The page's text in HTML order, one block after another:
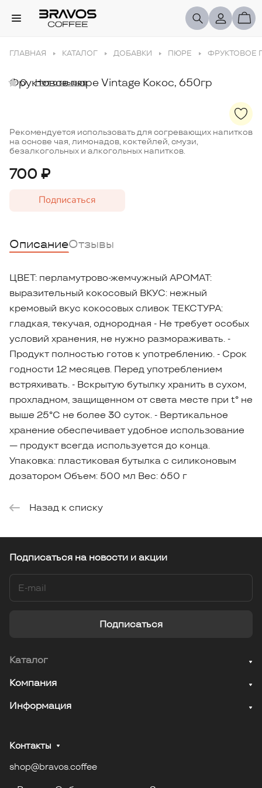
ГЛАВНАЯ КАТАЛОГ ДОБАВКИ ПЮРЕ ФРУКТОВОЕ
Фруктовое пюре Vintage Кокос, 650гр
0 Нет отзывов
Рекомендуется использовать для согревающих напитков
на основе чая, лимонадов, коктейлей, смузи,
безалкогольных и алкогольных напитков.
700 ₽
Подписаться
ОписаниеОтзывы
ЦВЕТ: перламутрово-жемчужный АРОМАТ:
выразительный кокосовый ВКУС: нежный
кремовый вкус кокосовых сливок ТЕКСТУРА:
гладкая, текучая, однородная - Не требует особых
условий хранения, не нужно размораживать. -
Продукт полностью готов к употреблению. - Срок
годности 12 месяцев. Перед употреблением
встряхивать. - Вскрытую бутылку хранить в сухом,
прохладном, защищенном от света месте при t° не
выше 25°С не более 30 суток. - Вертикальное
хранение обеспечивает удобное использование
— продукт всегда используется до конца.
Упаковка: пластиковая бутылка с силиконовым
дозатором Объем: 500 мл Вес: 650 г
Назад к списку
Подписаться на новости и акции
Подписаться
Каталог
Компания
Информация
Контакты
shop@bravos.coffee